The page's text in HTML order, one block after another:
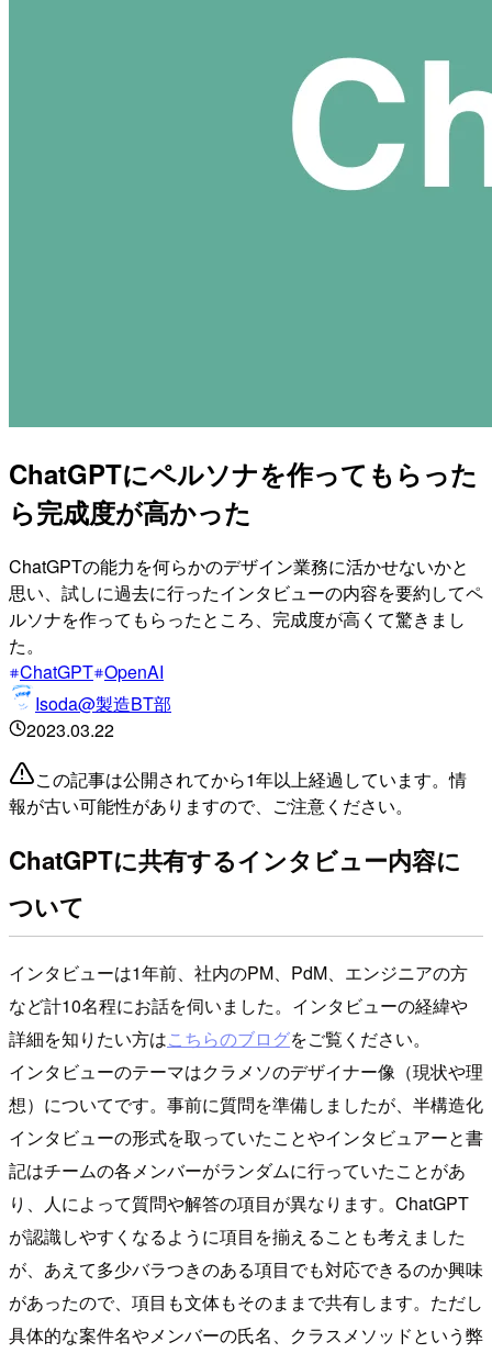
ChatGPTにペルソナを作ってもらった
ら完成度が高かった
ChatGPTの能力を何らかのデザイン業務に活かせないかと
思い、試しに過去に行ったインタビューの内容を要約してペ
ルソナを作ってもらったところ、完成度が高くて驚きまし
た。
ChatGPT OpenAI
Isoda@製造BT部
2023.03.22
この記事は公開されてから1年以上経過しています。情
報が古い可能性がありますので、ご注意ください。
ChatGPTに共有するインタビュー内容に
ついて
インタビューは1年前、社内のPM、PdM、エンジニアの方
など計10名程にお話を伺いました。インタビューの経緯や
詳細を知りたい方はこちらのブログをご覧ください。
インタビューのテーマはクラメソのデザイナー像（現状や理
想）についてです。事前に質問を準備しましたが、半構造化
インタビューの形式を取っていたことやインタビュアーと書
記はチームの各メンバーがランダムに行っていたことがあ
り、人によって質問や解答の項目が異なります。ChatGPT
が認識しやすくなるように項目を揃えることも考えました
が、あえて多少バラつきのある項目でも対応できるのか興味
があったので、項目も文体もそのままで共有します。ただし
具体的な案件名やメンバーの氏名、クラスメソッドという弊